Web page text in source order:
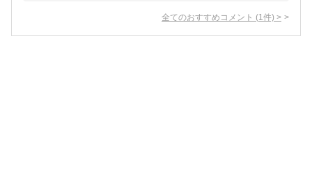
全てのおすすめコメント (1 件) >